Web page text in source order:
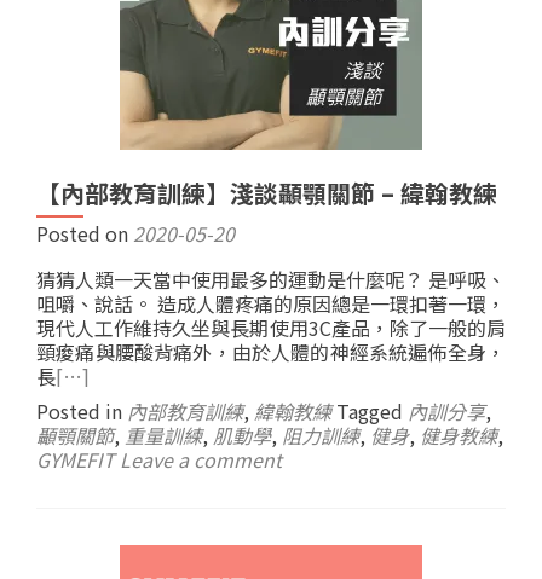
【內部教育訓練】淺談顳顎關節 – 緯翰教練
Posted on 2020-05-20
猜猜人類一天當中使用最多的運動是什麼呢？ 是呼吸、
咀嚼、說話。 造成人體疼痛的原因總是一環扣著一環，
現代人工作維持久坐與長期使用3C產品，除了一般的肩
頸痠痛與腰酸背痛外，由於人體的神經系統遍佈全身，
長[…]
Posted in 內部教育訓練, 緯翰教練 Tagged 內訓分享,
顳顎關節, 重量訓練, 肌動學, 阻力訓練, 健身, 健身教練,
GYMEFIT Leave a comment